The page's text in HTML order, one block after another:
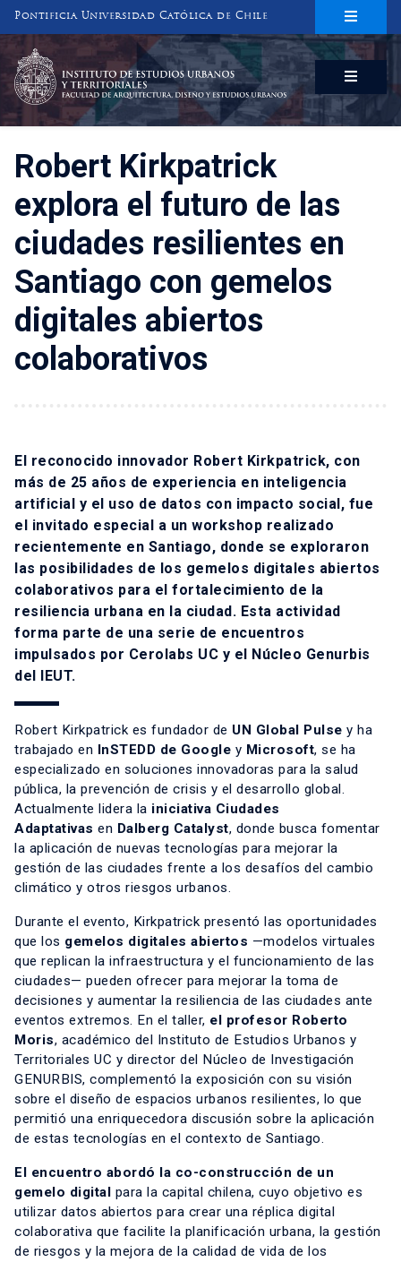
Pontificia Universidad Católica de Chile
INSTITUTO DE ESTUDIOS URBANOS
Y TERRITORIALES
FACULTAD DE ARQUITECTURA, DISEÑO Y ESTUDIOS URBANOS
Robert Kirkpatrick
explora el futuro de las
ciudades resilientes en
Santiago con gemelos
digitales abiertos
colaborativos
El reconocido innovador Robert Kirkpatrick, con
más de 25 años de experiencia en inteligencia
artificial y el uso de datos con impacto social, fue
el invitado especial a un workshop realizado
recientemente en Santiago, donde se exploraron
las posibilidades de los gemelos digitales abiertos
colaborativos para el fortalecimiento de la
resiliencia urbana en la ciudad. Esta actividad
forma parte de una serie de encuentros
impulsados por Cerolabs UC y el Núcleo Genurbis
del IEUT.
Robert Kirkpatrick es fundador de UN Global Pulse y ha
trabajado en InSTEDD de Google y Microsoft, se ha
especializado en soluciones innovadoras para la salud
pública, la prevención de crisis y el desarrollo global.
Actualmente lidera la iniciativa Ciudades
Adaptativas en Dalberg Catalyst, donde busca fomentar
la aplicación de nuevas tecnologías para mejorar la
gestión de las ciudades frente a los desafíos del cambio
climático y otros riesgos urbanos.
Durante el evento, Kirkpatrick presentó las oportunidades
que los gemelos digitales abiertos —modelos virtuales
que replican la infraestructura y el funcionamiento de las
ciudades— pueden ofrecer para mejorar la toma de
decisiones y aumentar la resiliencia de las ciudades ante
eventos extremos. En el taller, el profesor Roberto
Moris, académico del Instituto de Estudios Urbanos y
Territoriales UC y director del Núcleo de Investigación
GENURBIS, complementó la exposición con su visión
sobre el diseño de espacios urbanos resilientes, lo que
permitió una enriquecedora discusión sobre la aplicación
de estas tecnologías en el contexto de Santiago.
El encuentro abordó la co-construcción de un
gemelo digital para la capital chilena, cuyo objetivo es
utilizar datos abiertos para crear una réplica digital
colaborativa que facilite la planificación urbana, la gestión
de riesgos y la mejora de la calidad de vida de los